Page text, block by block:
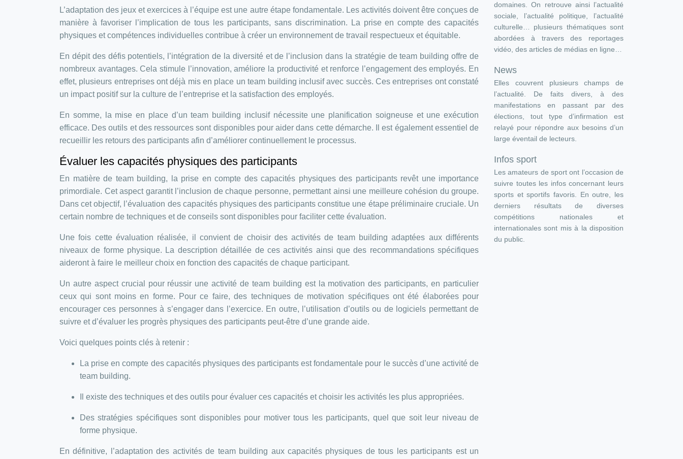
L’adaptation des jeux et exercices à l’équipe est une autre étape fondamentale. Les activités doivent être conçues de
manière à favoriser l’implication de tous les participants, sans discrimination. La prise en compte des capacités
physiques et compétences individuelles contribue à créer un environnement de travail respectueux et équitable.
En dépit des défis potentiels, l’intégration de la diversité et de l’inclusion dans la stratégie de team building offre de
nombreux avantages. Cela stimule l’innovation, améliore la productivité et renforce l’engagement des employés. En
effet, plusieurs entreprises ont déjà mis en place un team building inclusif avec succès. Ces entreprises ont constaté
un impact positif sur la culture de l’entreprise et la satisfaction des employés.
En somme, la mise en place d’un team building inclusif nécessite une planification soigneuse et une exécution
efficace. Des outils et des ressources sont disponibles pour aider dans cette démarche. Il est également essentiel de
recueillir les retours des participants afin d’améliorer continuellement le processus.
Évaluer les capacités physiques des participants
En matière de team building, la prise en compte des capacités physiques des participants revêt une importance
primordiale. Cet aspect garantit l’inclusion de chaque personne, permettant ainsi une meilleure cohésion du groupe.
Dans cet objectif, l’évaluation des capacités physiques des participants constitue une étape préliminaire cruciale. Un
certain nombre de techniques et de conseils sont disponibles pour faciliter cette évaluation.
Une fois cette évaluation réalisée, il convient de choisir des activités de team building adaptées aux différents
niveaux de forme physique. La description détaillée de ces activités ainsi que des recommandations spécifiques
aideront à faire le meilleur choix en fonction des capacités de chaque participant.
Un autre aspect crucial pour réussir une activité de team building est la motivation des participants, en particulier
ceux qui sont moins en forme. Pour ce faire, des techniques de motivation spécifiques ont été élaborées pour
encourager ces personnes à s’engager dans l’exercice. En outre, l’utilisation d’outils ou de logiciels permettant de
suivre et d’évaluer les progrès physiques des participants peut-être d’une grande aide.
Voici quelques points clés à retenir :
La prise en compte des capacités physiques des participants est fondamentale pour le succès d’une activité de
team building.
Il existe des techniques et des outils pour évaluer ces capacités et choisir les activités les plus appropriées.
Des stratégies spécifiques sont disponibles pour motiver tous les participants, quel que soit leur niveau de
forme physique.
En définitive, l’adaptation des activités de team building aux capacités physiques de tous les participants est un
domaines. On retrouve ainsi l’actualité
sociale, l’actualité politique, l’actualité
culturelle… plusieurs thématiques sont
abordées à travers des reportages
vidéo, des articles de médias en ligne…
News
Elles couvrent plusieurs champs de
l’actualité. De faits divers, à des
manifestations en passant par des
élections, tout type d’infirmation est
relayé pour répondre aux besoins d’un
large éventail de lecteurs.
Infos sport
Les amateurs de sport ont l’occasion de
suivre toutes les infos concernant leurs
sports et sportifs favoris. En outre, les
derniers résultats de diverses
compétitions nationales et
internationales sont mis à la disposition
du public.